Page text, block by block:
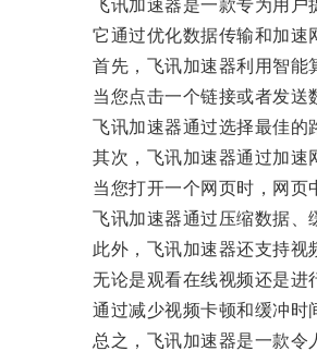
飞讯加速器是一款专为用户
它通过优化数据传输和加速网
首先，飞讯加速器利用智能
当您点击一个链接或者发送数
飞讯加速器通过选择最佳的路
其次，飞讯加速器通过加速
当您打开一个网页时，网页中
飞讯加速器通过压缩数据、缓
此外，飞讯加速器还支持视
无论是观看在线视频还是进行
通过减少视频卡顿和缓冲时间
总之，飞讯加速器是一款令人